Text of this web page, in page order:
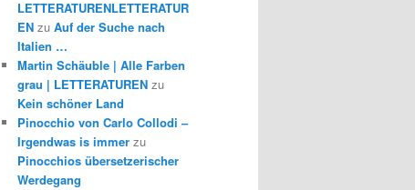
LETTERATURENLETTERATUR
EN zu Auf der Suche nach
Italien …
Martin Schäuble | Alle Farben
grau | LETTERATUREN zu
Kein schöner Land
Pinocchio von Carlo Collodi –
Irgendwas is immer zu
Pinocchios übersetzerischer
Werdegang